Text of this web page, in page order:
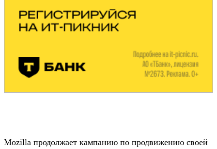
Mozilla продолжает кампанию по продвижению своей